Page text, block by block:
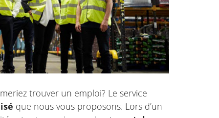
trouver un emploi? Le service
que nous vous proposons. Lors d’un